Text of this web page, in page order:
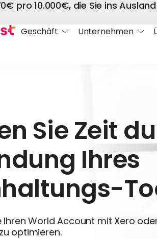
pro 10.000€, die Sie ins
Geschäft Unternehmen
Sie Zeit
Ihres
Ihren World Account mit Xero
optimieren.